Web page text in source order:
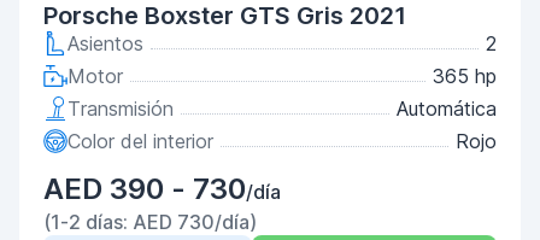
Porsche Boxster GTS Gris 2021
Asientos
2
Motor
365 hp
Transmisión
Automática
Color del interior
Rojo
AED 390 - 730/día
(1-2 días: AED 730/día)